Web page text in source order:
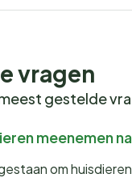
vragen
gestelde
meenemen
om